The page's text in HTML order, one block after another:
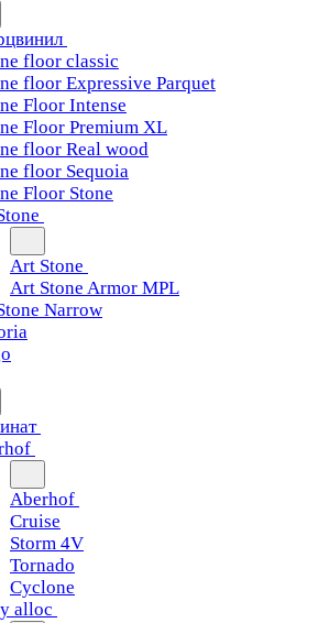
floor classic
floor Expressive Parquet
Floor Intense
Floor Premium XL
floor Real wood
floor Sequoia
Floor Stone
Art Stone
Art Stone Armor MPL
Narrow
Aberhof
Cruise
Storm 4V
Tornado
Сyclone
alloc